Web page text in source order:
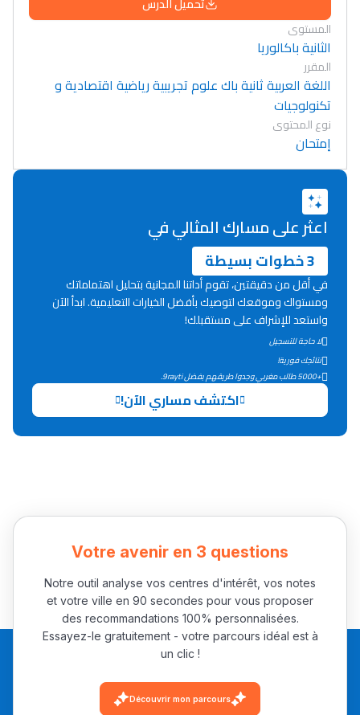
Lycée Maroc
Collège au Maroc
Interviews/Vidéos
+ de 89 Interviews/Vidéos
المستوى
الثانية باكالوريا
المقرر
اللغة العربية ثانية باك علوم تجريبية رياضية اقتصادية و
تكنولوجيات
نوع المحتوى
إمتحان
اعثر على مسارك المثالي في
3 خطوات بسيطة
في أقل من دقيقتين، تقوم أداتنا المجانية بتحليل اهتماماتك
ومستواك وموقعك لتوصيك بأفضل الخيارات التعليمية. ابدأ الآن
واستعد للإشراف على مستقبلك!
لا حاجة للتسجيل
نتائجك فورية!
+5000 طالب مغربي وجدوا طريقهم بفضل 9rayti.
اكتشف مساري الآن!
Votre avenir en 3 questions
Notre outil analyse vos centres d'intérêt, vos notes
et votre ville en 90 secondes pour vous proposer
des recommandations 100% personnalisées.
Essayez-le gratuitement - votre parcours idéal est à
un clic !
Découvrir mon parcours